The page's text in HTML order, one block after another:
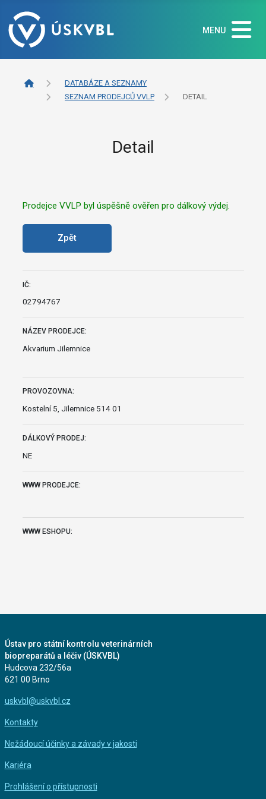
MENU
DATABÁZE A SEZNAMY
SEZNAM PRODEJCŮ VVLP
DETAIL
Detail
Prodejce VVLP byl úspěšně ověřen pro dálkový výdej.
Zpět
IČ:
02794767
NÁZEV PRODEJCE:
Akvarium Jilemnice
PROVOZOVNA:
Kostelní 5, Jilemnice 514 01
DÁLKOVÝ PRODEJ:
NE
WWW PRODEJCE:
WWW ESHOPU:
Ústav pro státní kontrolu veterinárních
biopreparátů a léčiv (ÚSKVBL)
Hudcova 232/56a
621 00 Brno
uskvbl@uskvbl.cz
Kontakty
Nežádoucí účinky a závady v jakosti
Kariéra
Prohlášení o přístupnosti